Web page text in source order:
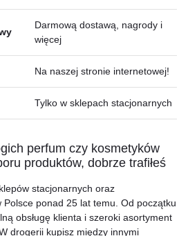
Darmową dostawą, nagrody i
więcej
Na naszej stronie internetowej!
Tylko w sklepach stacjonarnych
perfum czy kosmetyków
produktów, dobrze trafiłeś
stacjonarnych oraz
Polsce ponad 25 lat temu. Od początku
obsługę klienta i szeroki asortyment
drogerii kupisz między innymi